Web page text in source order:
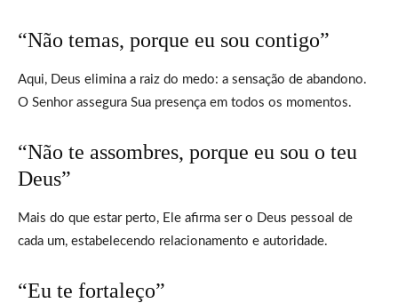
“Não temas, porque eu sou contigo”
Aqui, Deus elimina a raiz do medo: a sensação de abandono.
O Senhor assegura Sua presença em todos os momentos.
“Não te assombres, porque eu sou o teu
Deus”
Mais do que estar perto, Ele afirma ser o Deus pessoal de
cada um, estabelecendo relacionamento e autoridade.
“Eu te fortaleço”